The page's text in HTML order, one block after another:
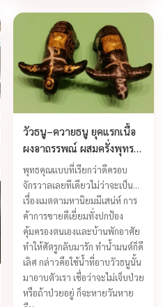
เดียว ...
วัวธนู–ควายธนู ยุคแรกเนื้อ
ผงอาถรรพณ์ ผสมครั่งพุทรา
หลวงพ่อจืด สร้างปี 2543
พุทธคุณแบบที่เรียกว่าดีครอบ
จักรวาลเลยทีเดียวไม่ว่าจะเป็น
เรื่องเมตตามหานิยมมีเสน่ห์ การ
ค้าการขายดีเยี่ยมทั่งปกป้อง
คุ้มครองตนเองและบ้านพักอาศัย
ทำให้ศัตรูกลับมารัก ทำน้ำมนต์ก็ดี
เลิศ กล่าวคือใช้น้ำที่อาบวัวธนูนั้น
มาอาบตัวเรา เชื่อว่าจะไม่เจ็บป่วย
หรือถ้าป่วยอยู่ ก็จะหายวันหาย